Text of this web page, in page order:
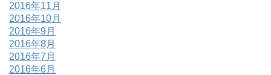
2016年11月
2016年10月
2016年9月
2016年8月
2016年7月
2016年6月